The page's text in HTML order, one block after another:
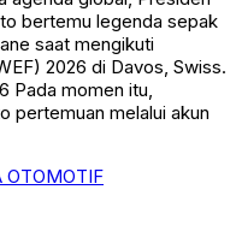
bertemu legenda sepak
saat mengikuti
2026 di Davos, Swiss.
Pada momen itu,
pertemuan melalui akun